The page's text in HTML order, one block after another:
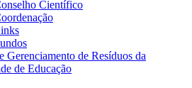
Científico
Gerenciamento de Resíduos da
de Educação